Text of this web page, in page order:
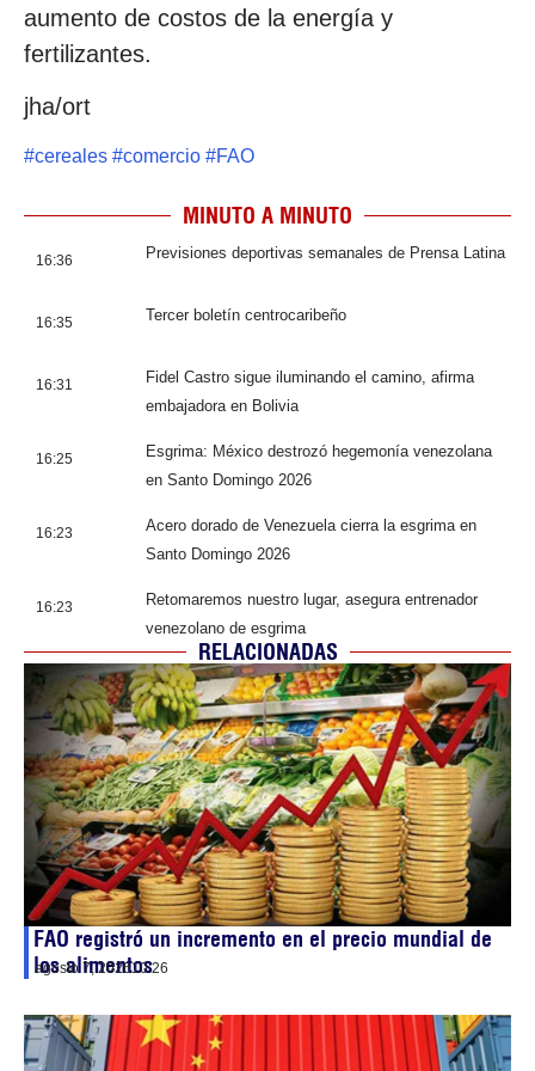
aumento de costos de la energía y
fertilizantes.
jha/ort
#cereales #comercio #FAO
MINUTO A MINUTO
16:36 Previsiones deportivas semanales de Prensa Latina
16:35 Tercer boletín centrocaribeño
16:31
Fidel Castro sigue iluminando el camino, afirma
embajadora en Bolivia
16:25
Esgrima: México destrozó hegemonía venezolana
en Santo Domingo 2026
16:23
Acero dorado de Venezuela cierra la esgrima en
Santo Domingo 2026
16:23
Retomaremos nuestro lugar, asegura entrenador
venezolano de esgrima
RELACIONADAS
FAO registró un incremento en el precio mundial de
los alimentos
agosto 7, 202610:26